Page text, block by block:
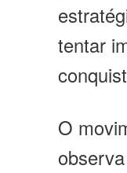
tentar
O